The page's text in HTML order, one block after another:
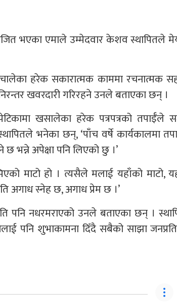
भएका एमाले उम्मेदवार केशव स्थापितले
हरेक सकारात्मक काममा रचनात्मक
खवरदारी गरिरहने उनले बताएका छन् ।
खसालेका हरेक पत्रपत्रको तपाईँले
भनेका छन्, ‘पाँच वर्षे कार्यकालमा
छ भन्ने अपेक्षा पनि लिएको छु ।’
माटो हो । त्यसैले मलाई यहाँको माटो,
अगाध स्नेह छ, अगाध प्रेम छ ।’
पनि नधरमराएको उनले बताएका छन् ।
पनि शुभाकामना दिँदै सबैको साझा